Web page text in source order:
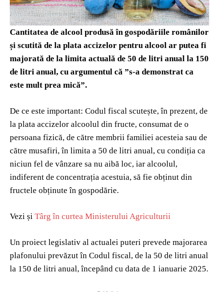
Cantitatea de alcool produsă în gospodăriile românilor
și scutită de la plata accizelor pentru alcool ar putea fi
majorată de la limita actuală de 50 de litri anual la 150
de litri anual, cu argumentul că ”s-a demonstrat ca
este mult prea mică”.
De ce este important: Codul fiscal scutește, în prezent, de
la plata accizelor alcoolul din fructe, consumat de o
persoana fizică, de către membrii familiei acesteia sau de
către musafiri, în limita a 50 de litri anual, cu condiția ca
niciun fel de vânzare sa nu aibă loc, iar alcoolul,
indiferent de concentrația acestuia, să fie obținut din
fructele obținute în gospodărie.
Vezi și Târg în curtea Ministerului Agriculturii
Un proiect legislativ al actualei puteri prevede majorarea
plafonului prevăzut în Codul fiscal, de la 50 de litri anual
la 150 de litri anual, începând cu data de 1 ianuarie 2025.